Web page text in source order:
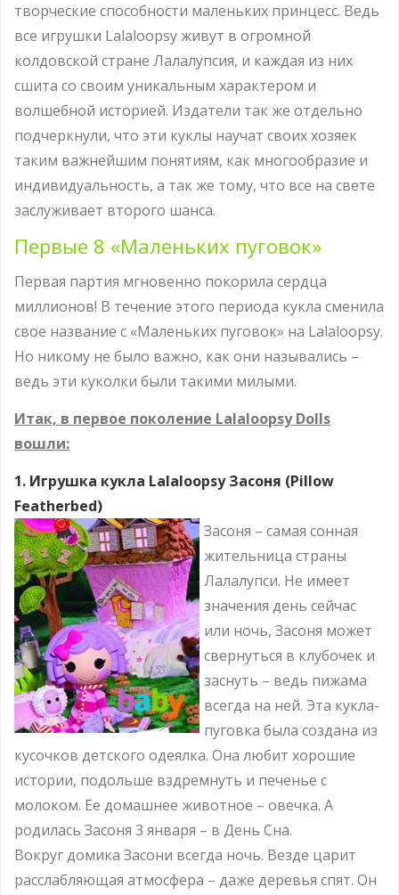
творческие способности маленьких принцесс. Ведь
все игрушки Lalaloopsy живут в огромной
колдовской стране Лалалупсия, и каждая из них
сшита со своим уникальным характером и
волшебной историей. Издатели так же отдельно
подчеркнули, что эти куклы научат своих хозяек
таким важнейшим понятиям, как многообразие и
индивидуальность, а так же тому, что все на свете
заслуживает второго шанса.
Первые 8 «Маленьких пуговок»
Первая партия мгновенно покорила сердца
миллионов! В течение этого периода кукла сменила
свое название с «Маленьких пуговок» на Lalaloopsy.
Но никому не было важно, как они назывались –
ведь эти куколки были такими милыми.
Итак, в первое поколение Lalaloopsy Dolls
вошли:
1. Игрушка кукла Lalaloopsy Засоня (Pillow
Featherbed)
Засоня – самая сонная
жительница страны
Лалалупси. Не имеет
значения день сейчас
или ночь, Засоня может
свернуться в клубочек и
заснуть – ведь пижама
всегда на ней. Эта кукла-
пуговка была создана из
кусочков детского одеялка. Она любит хорошие
истории, подольше вздремнуть и печенье с
молоком. Ее домашнее животное – овечка. А
родилась Засоня 3 января – в День Сна.
Вокруг домика Засони всегда ночь. Везде царит
расслабляющая атмосфера – даже деревья спят. Он